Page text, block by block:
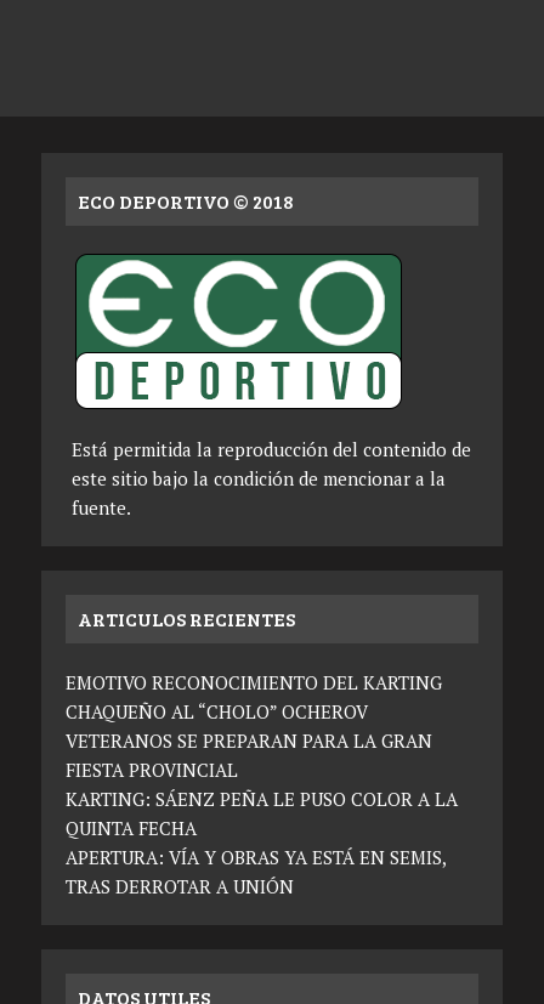
ECO DEPORTIVO © 2018
Está permitida la reproducción del contenido de
este sitio bajo la condición de mencionar a la
fuente.
ARTICULOS RECIENTES
EMOTIVO RECONOCIMIENTO DEL KARTING
CHAQUEÑO AL “CHOLO” OCHEROV
VETERANOS SE PREPARAN PARA LA GRAN
FIESTA PROVINCIAL
KARTING: SÁENZ PEÑA LE PUSO COLOR A LA
QUINTA FECHA
APERTURA: VÍA Y OBRAS YA ESTÁ EN SEMIS,
TRAS DERROTAR A UNIÓN
DATOS UTILES